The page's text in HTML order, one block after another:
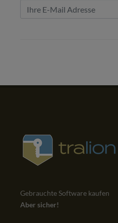
Gebrauchte Software kaufen
Aber sicher!